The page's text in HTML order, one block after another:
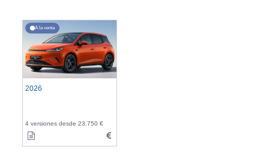
A la venta
2026
4 versiones desde 23.750 €